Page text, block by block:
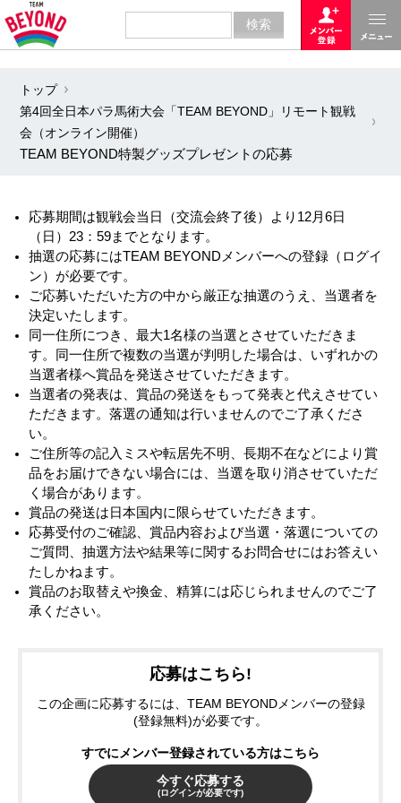
トップ
第4回全日本パラ馬術大会「TEAM BEYOND」リモート観戦
会（オンライン開催）
TEAM BEYOND特製グッズプレゼントの応募
応募期間は観戦会当日（交流会終了後）より12月6日
（日）23：59までとなります。
抽選の応募にはTEAM BEYONDメンバーへの登録（ログイ
ン）が必要です。
ご応募いただいた方の中から厳正な抽選のうえ、当選者を
決定いたします。
同一住所につき、最大1名様の当選とさせていただきま
す。同一住所で複数の当選が判明した場合は、いずれかの
当選者様へ賞品を発送させていただきます。
当選者の発表は、賞品の発送をもって発表と代えさせてい
ただきます。落選の通知は行いませんのでご了承くださ
い。
ご住所等の記入ミスや転居先不明、長期不在などにより賞
品をお届けできない場合には、当選を取り消させていただ
く場合があります。
賞品の発送は日本国内に限らせていただきます。
応募受付のご確認、賞品内容および当選・落選についての
ご質問、抽選方法や結果等に関するお問合せにはお答えい
たしかねます。
賞品のお取替えや換金、精算には応じられませんのでご了
承ください。
応募はこちら!
この企画に応募するには、TEAM BEYONDメンバーの登録
(登録無料)が必要です。
すでにメンバー登録されている方はこちら
今すぐ応募する
(ログインが必要です)